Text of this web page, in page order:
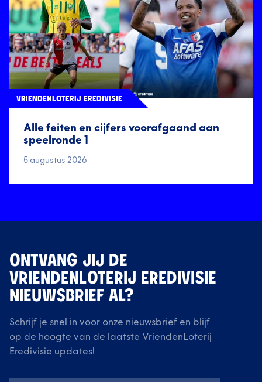
Alle feiten en cijfers voorafgaand aan
speelronde 1
VRIENDENLOTERIJ EREDIVISIE
5 augustus 2026
ONTVANG JIJ DE
VRIENDENLOTERIJ EREDIVISIE
NIEUWSBRIEF AL?
Schrijf je snel in voor onze nieuwsbrief en blijf
op de hoogte van de laatste VriendenLoterij
Eredivisie updates!